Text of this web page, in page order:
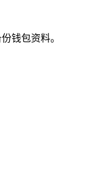
钱包资料。